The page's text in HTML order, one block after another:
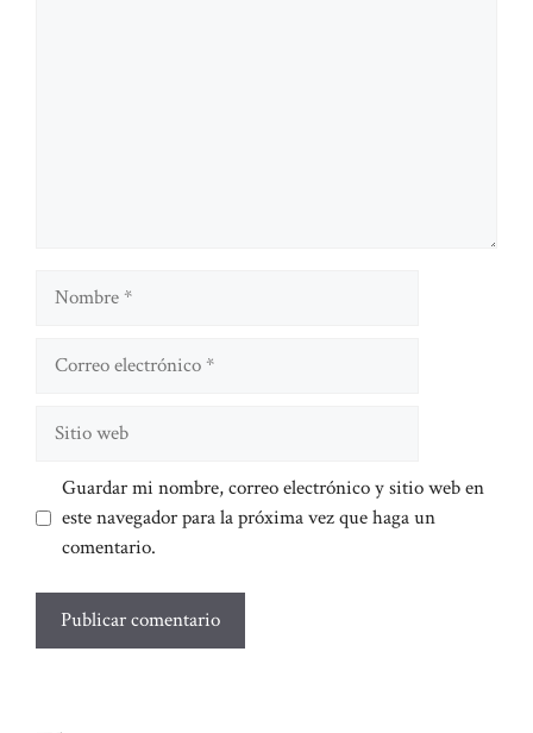
Nombre
electrónico
web
Guardar mi nombre, correo electrónico y sitio web en
este navegador para la próxima vez que haga un
comentario.